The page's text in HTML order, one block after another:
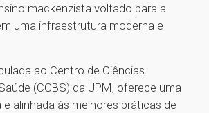
mackenzista voltado para a
uma infraestrutura moderna e
ao Centro de Ciências
(CCBS) da UPM, oferece uma
alinhada às melhores práticas de